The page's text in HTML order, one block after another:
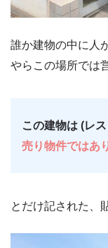
誰か建物の中に人
やらこの場所では
この建物は (レ
売り物件ではあ
とだけ記された、